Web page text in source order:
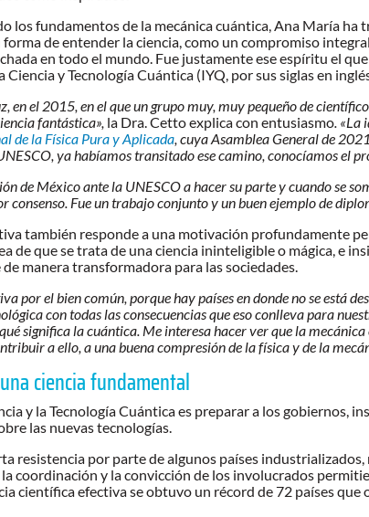
los fundamentos de la mecánica cuántica, Ana María ha
de entender la ciencia, como un compromiso
en todo el mundo. Fue justamente ese espíritu el
y Tecnología Cuántica (IYQ, por sus siglas en
en el 2015, en el que un grupo muy, muy pequeño de
fantástica», la Dra. Cetto explica con entusiasmo. «La
de la Física Pura y Aplicada, cuya Asamblea General de
ya habíamos transitado ese camino, conocíamos el
de México ante la UNESCO a hacer su parte y cuando se
consenso. Fue un trabajo conjunto y un buen ejemplo de
también responde a una motivación profundamente
de que se trata de una ciencia ininteligible o mágica, e
manera transformadora para las sociedades.
por el bien común, porque hay países en donde no se está
con todas las consecuencias que eso conlleva para
significa la cuántica. Me interesa hacer ver que la
a ello, a una buena compresión de la física y de la
ciencia fundamental
y la Tecnología Cuántica es preparar a los gobiernos,
las nuevas tecnologías.
resistencia por parte de algunos países
coordinación y la convicción de los involucrados
científica efectiva se obtuvo un récord de 72 países